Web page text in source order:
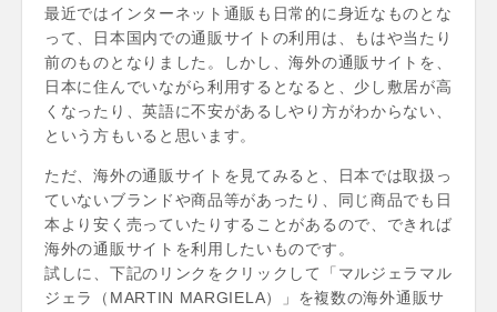
最近ではインターネット通販も日常的に身近なものとな
って、日本国内での通販サイトの利用は、もはや当たり
前のものとなりました。しかし、海外の通販サイトを、
日本に住んでいながら利用するとなると、少し敷居が高
くなったり、英語に不安があるしやり方がわからない、
という方もいると思います。
ただ、海外の通販サイトを見てみると、日本では取扱っ
ていないブランドや商品等があったり、同じ商品でも日
本より安く売っていたりすることがあるので、できれば
海外の通販サイトを利用したいものです。
試しに、下記のリンクをクリックして「マルジェラマル
ジェラ（MARTIN MARGIELA）」を複数の海外通販サ